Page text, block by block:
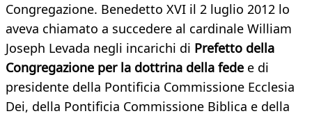
Congregazione. Benedetto XVI il 2 luglio 2012 lo
aveva chiamato a succedere al cardinale William
Joseph Levada negli incarichi di Prefetto della
Congregazione per la dottrina della fede e di
presidente della Pontificia Commissione Ecclesia
Dei, della Pontificia Commissione Biblica e della